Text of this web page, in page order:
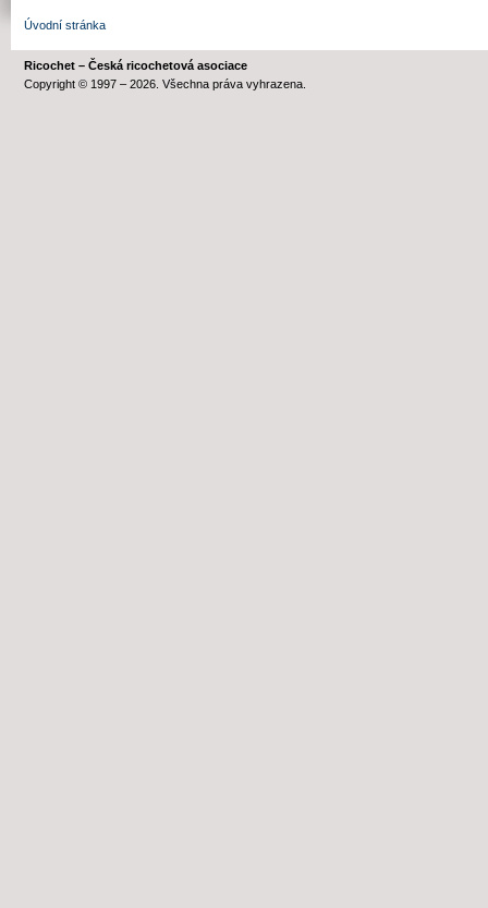
Úvodní stránka
Ricochet – Česká ricochetová asociace
Copyright © 1997 – 2026. Všechna práva vyhrazena.